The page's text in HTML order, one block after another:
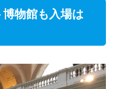
物館も入場は